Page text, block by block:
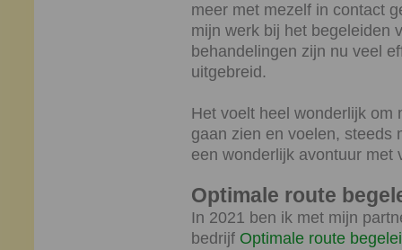
meer met mezelf in contact
mijn werk bij het begeleiden
behandelingen zijn nu veel
uitgebreid.
Het voelt heel wonderlijk om
gaan zien en voelen, steeds
een wonderlijk avontuur met
Optimale route
In 2021 ben ik met mijn
bedrijf Optimale route